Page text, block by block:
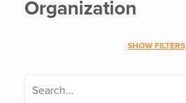
Organization
SHOW FILTERS